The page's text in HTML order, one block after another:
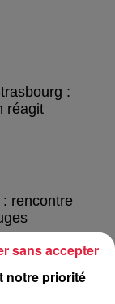
:
réagit
rencontre
notre priorité
sans accepter